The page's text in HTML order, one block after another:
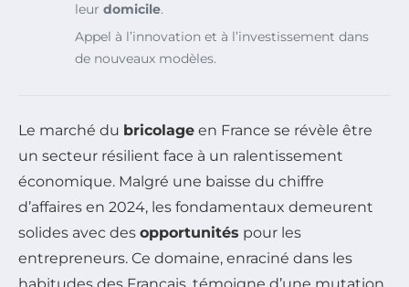
leur domicile.
Appel à l’innovation et à l’investissement dans
de nouveaux modèles.
Le marché du bricolage en France se révèle être
un secteur résilient face à un ralentissement
économique. Malgré une baisse du chiffre
d’affaires en 2024, les fondamentaux demeurent
solides avec des opportunités pour les
entrepreneurs. Ce domaine, enraciné dans les